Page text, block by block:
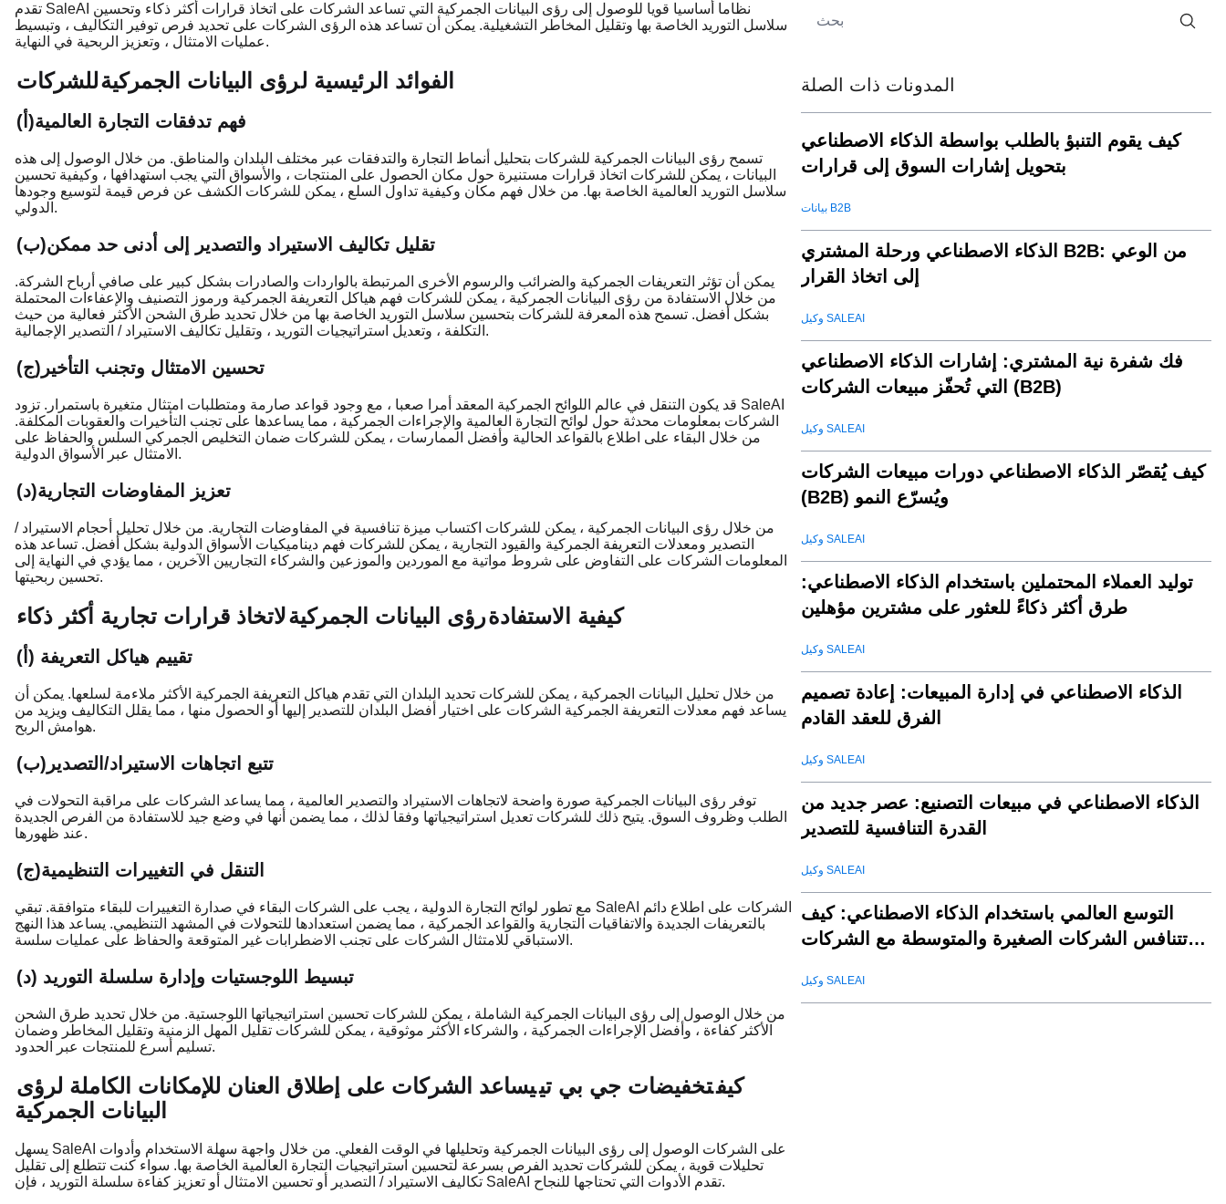
تقدم SaleAI نظاما أساسيا قويا للوصول إلى رؤى البيانات الجمركية التي تساعد الشركات على اتخاذ قرارات أكثر ذكاء وتحسين
سلاسل التوريد الخاصة بها وتقليل المخاطر التشغيلية. يمكن أن تساعد هذه الرؤى الشركات على تحديد فرص توفير التكاليف ، وتبسيط
عمليات الامتثال ، وتعزيز الربحية في النهاية.
الفوائد الرئيسية لرؤى البيانات الجمركيةللشركات
(أ)فهم تدفقات التجارة العالمية
تسمح رؤى البيانات الجمركية للشركات بتحليل أنماط التجارة والتدفقات عبر مختلف البلدان والمناطق. من خلال الوصول إلى هذه
البيانات ، يمكن للشركات اتخاذ قرارات مستنيرة حول مكان الحصول على المنتجات ، والأسواق التي يجب استهدافها ، وكيفية تحسين
سلاسل التوريد العالمية الخاصة بها. من خلال فهم مكان وكيفية تداول السلع ، يمكن للشركات الكشف عن فرص قيمة لتوسيع وجودها
الدولي.
(ب)تقليل تكاليف الاستيراد والتصدير إلى أدنى حد ممكن
يمكن أن تؤثر التعريفات الجمركية والضرائب والرسوم الأخرى المرتبطة بالواردات والصادرات بشكل كبير على صافي أرباح الشركة.
من خلال الاستفادة من رؤى البيانات الجمركية ، يمكن للشركات فهم هياكل التعريفة الجمركية ورموز التصنيف والإعفاءات المحتملة
بشكل أفضل. تسمح هذه المعرفة للشركات بتحسين سلاسل التوريد الخاصة بها من خلال تحديد طرق الشحن الأكثر فعالية من حيث
التكلفة ، وتعديل استراتيجيات التوريد ، وتقليل تكاليف الاستيراد / التصدير الإجمالية.
(ج)تحسين الامتثال وتجنب التأخير
قد يكون التنقل في عالم اللوائح الجمركية المعقد أمرا صعبا ، مع وجود قواعد صارمة ومتطلبات امتثال متغيرة باستمرار. تزود SaleAI
الشركات بمعلومات محدثة حول لوائح التجارة العالمية والإجراءات الجمركية ، مما يساعدها على تجنب التأخيرات والعقوبات المكلفة.
من خلال البقاء على اطلاع بالقواعد الحالية وأفضل الممارسات ، يمكن للشركات ضمان التخليص الجمركي السلس والحفاظ على
الامتثال عبر الأسواق الدولية.
(د)تعزيز المفاوضات التجارية
من خلال رؤى البيانات الجمركية ، يمكن للشركات اكتساب ميزة تنافسية في المفاوضات التجارية. من خلال تحليل أحجام الاستيراد /
التصدير ومعدلات التعريفة الجمركية والقيود التجارية ، يمكن للشركات فهم ديناميكيات الأسواق الدولية بشكل أفضل. تساعد هذه
المعلومات الشركات على التفاوض على شروط مواتية مع الموردين والموزعين والشركاء التجاريين الآخرين ، مما يؤدي في النهاية إلى
تحسين ربحيتها.
كيفية الاستفادةرؤى البيانات الجمركيةلاتخاذ قرارات تجارية أكثر ذكاء
(أ) تقييم هياكل التعريفة
من خلال تحليل البيانات الجمركية ، يمكن للشركات تحديد البلدان التي تقدم هياكل التعريفة الجمركية الأكثر ملاءمة لسلعها. يمكن أن
يساعد فهم معدلات التعريفة الجمركية الشركات على اختيار أفضل البلدان للتصدير إليها أو الحصول منها ، مما يقلل التكاليف ويزيد من
هوامش الربح.
(ب)تتبع اتجاهات الاستيراد/التصدير
توفر رؤى البيانات الجمركية صورة واضحة لاتجاهات الاستيراد والتصدير العالمية ، مما يساعد الشركات على مراقبة التحولات في
الطلب وظروف السوق. يتيح ذلك للشركات تعديل استراتيجياتها وفقا لذلك ، مما يضمن أنها في وضع جيد للاستفادة من الفرص الجديدة
عند ظهورها.
(ج)التنقل في التغييرات التنظيمية
مع تطور لوائح التجارة الدولية ، يجب على الشركات البقاء في صدارة التغييرات للبقاء متوافقة. تبقي SaleAI الشركات على اطلاع دائم
بالتعريفات الجديدة والاتفاقيات التجارية والقواعد الجمركية ، مما يضمن استعدادها للتحولات في المشهد التنظيمي. يساعد هذا النهج
الاستباقي للامتثال الشركات على تجنب الاضطرابات غير المتوقعة والحفاظ على عمليات سلسة.
(د) تبسيط اللوجستيات وإدارة سلسلة التوريد
من خلال الوصول إلى رؤى البيانات الجمركية الشاملة ، يمكن للشركات تحسين استراتيجياتها اللوجستية. من خلال تحديد طرق الشحن
الأكثر كفاءة ، وأفضل الإجراءات الجمركية ، والشركاء الأكثر موثوقية ، يمكن للشركات تقليل المهل الزمنية وتقليل المخاطر وضمان
تسليم أسرع للمنتجات عبر الحدود.
كيفتخفيضات جي بي تييساعد الشركات على إطلاق العنان للإمكانات الكاملة لرؤى
البيانات الجمركية
يسهل SaleAI على الشركات الوصول إلى رؤى البيانات الجمركية وتحليلها في الوقت الفعلي. من خلال واجهة سهلة الاستخدام وأدوات
تحليلات قوية ، يمكن للشركات تحديد الفرص بسرعة لتحسين استراتيجيات التجارة العالمية الخاصة بها. سواء كنت تتطلع إلى تقليل
تكاليف الاستيراد / التصدير أو تحسين الامتثال أو تعزيز كفاءة سلسلة التوريد ، فإن SaleAI تقدم الأدوات التي تحتاجها للنجاح.
المدونات ذات الصلة
كيف يقوم التنبؤ بالطلب بواسطة الذكاء الاصطناعي
بتحويل إشارات السوق إلى قرارات
بيانات B2B
الذكاء الاصطناعي ورحلة المشتري B2B: من الوعي
إلى اتخاذ القرار
وكيل SALEAI
فك شفرة نية المشتري: إشارات الذكاء الاصطناعي
التي تُحفّز مبيعات الشركات (B2B)
وكيل SALEAI
كيف يُقصّر الذكاء الاصطناعي دورات مبيعات الشركات
(B2B) ويُسرّع النمو
وكيل SALEAI
توليد العملاء المحتملين باستخدام الذكاء الاصطناعي:
طرق أكثر ذكاءً للعثور على مشترين مؤهلين
وكيل SALEAI
الذكاء الاصطناعي في إدارة المبيعات: إعادة تصميم
الفرق للعقد القادم
وكيل SALEAI
الذكاء الاصطناعي في مبيعات التصنيع: عصر جديد من
القدرة التنافسية للتصدير
وكيل SALEAI
التوسع العالمي باستخدام الذكاء الاصطناعي: كيف
تتنافس الشركات الصغيرة والمتوسطة مع الشركات
وكيل SALEAI